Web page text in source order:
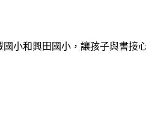
小和興田國小，讓孩子與書接